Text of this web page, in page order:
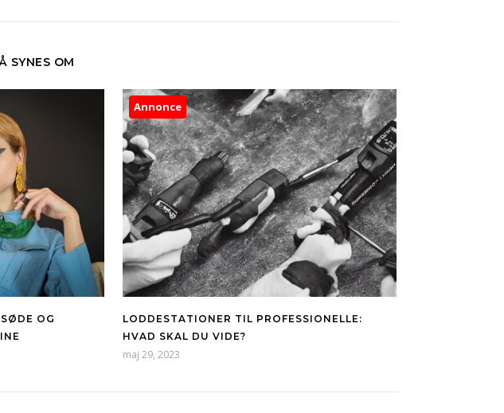
SYNES OM
OG
Annonce
LODDESTATIONER TIL PROFESSIONELLE:
HVAD SKAL DU VIDE?
maj 29, 2023